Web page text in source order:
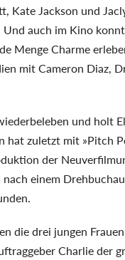
Kate Jackson und
auch im Kino
Menge Charme
mit Cameron Diaz,
und holt
hat zuletzt mit »Pitch
der
einem
die drei jungen
Charlie der